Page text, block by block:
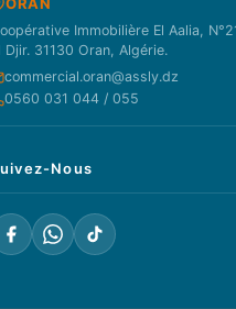
ORAN
Immobilière El Aalia,
Djir. 31130 Oran, Algérie.
commercial.oran@assly.dz
0560 031 044 / 055
Nous